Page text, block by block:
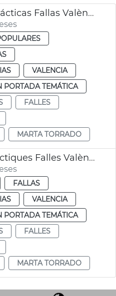
Premios buenas prácticas Fallas València
VALENCIA
PORTADA TEMÁTICA
FALLES
MARTA TORRADO
Premios bones pràctiques Falles València
FALLAS
VALENCIA
PORTADA TEMÁTICA
FALLES
MARTA TORRADO